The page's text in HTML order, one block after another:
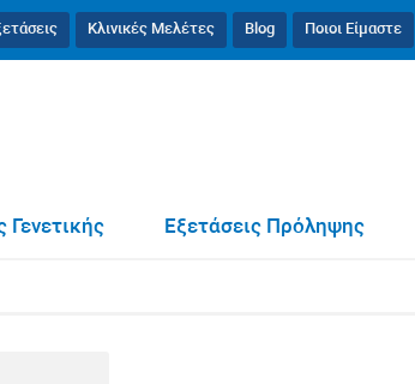
Ποιοι Είμαστε
Blog
Κλινικές Μελέτες
Εξετάσεις Πρόληψης
Γενετικής